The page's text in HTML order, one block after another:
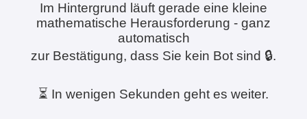
Im Hintergrund läuft gerade eine kleine
mathematische Herausforderung - ganz
automatisch
zur Bestätigung, dass Sie kein Bot sind 🔒.
⏳ In wenigen Sekunden geht es weiter.